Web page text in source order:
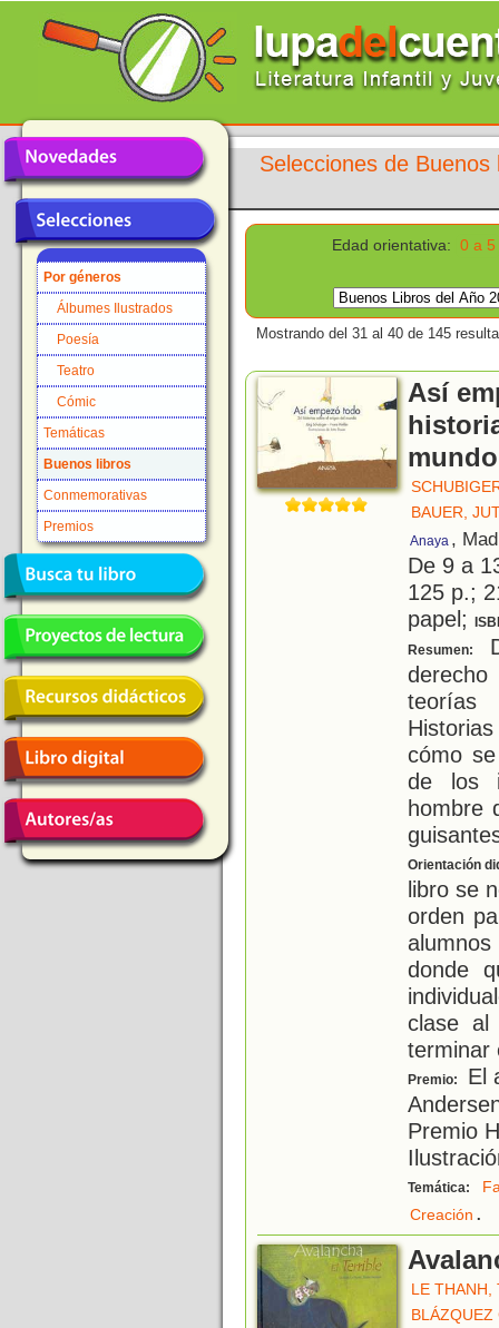
Por géneros
Álbumes Ilustrados
Poesía
Teatro
Cómic
Temáticas
Buenos libros
Conmemorativas
Premios
Selecciones de Buenos
Edad orientativa: 0 a 5
Mostrando del 31 al 40 de 145
Así
mundo
BAUER,
Anaya ,
De 9 a
125 p.;
papel;
Resumen:
teorías
cómo
de los
hombre
Orientación
libro se
orden
donde
clase al
terminar
Premio:
El
Premio
Temática:
Creación .
LE THANH,
BLÁZQUEZ